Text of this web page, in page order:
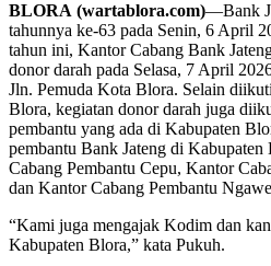
BLORA (wartablora.com)—Bank
tahunnya ke-63 pada Senin, 6 April
tahun ini, Kantor Cabang Bank
donor darah pada Selasa, 7 April
Jln. Pemuda Kota Blora. Selain
Blora, kegiatan donor darah juga
pembantu yang ada di Kabupaten
pembantu Bank Jateng di
Cabang Pembantu Cepu, Kantor
dan Kantor Cabang Pembantu
“Kami juga mengajak Kodim dan
Kabupaten Blora,” kata Pukuh.